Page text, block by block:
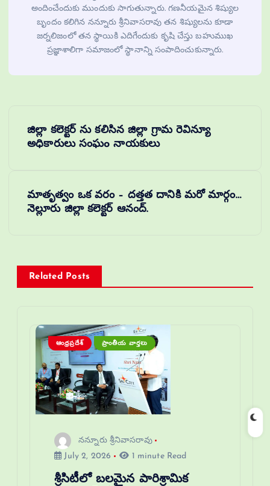
అందించేందుకు ముందుకు సాగుతున్నారు. గణనీయమైన శిష్యుల
బృందం కలిగిన నన్నూరు శ్రీనివాసరావు తన శిష్యులను కూడా
జర్నలిజంలో తన స్థాయికి ఎదిగేందుకు కృషి చేస్తు బహుముఖ
ప్రజ్ఞాశాలిగా సమాజంలో స్థానాన్ని సంపాదించుకున్నారు.
జిల్లా కలెక్టర్ ను కలిసిన జిల్లా గ్రామ రెవిన్యూ
అధికారులు సంఘo నాయకులు
మాతృత్వం ఒక వరం – దత్తత దానికి మరో మార్గం…
నెల్లూరు జిల్లా కలెక్టర్ ఆనంద్.
Related Posts
ఆంధ్రప్రదేశ్ ప్రాంతీయ వార్తలు
నన్నూరు శ్రీనివాసరావు
July 2, 2026
1 minute Read
శ్రీసిటీలో బలమైన పారిశ్రామిక